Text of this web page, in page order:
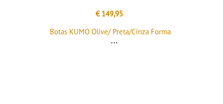
€ 149,95
Botas KUMO Olive/ Preta/Cinza Forma